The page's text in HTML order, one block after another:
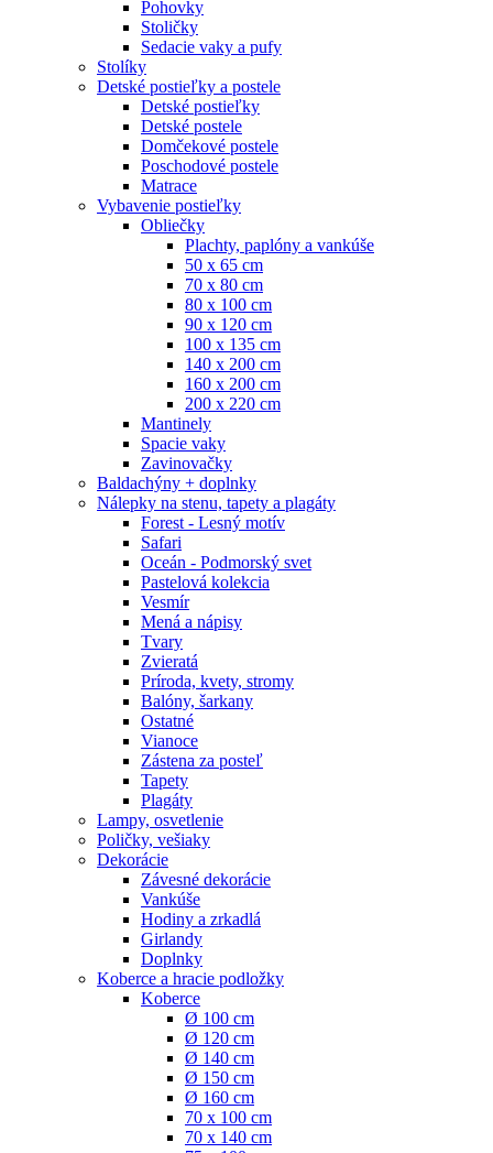
Pohovky
Stoličky
Sedacie vaky a pufy
Stolíky
Detské postieľky a postele
Detské postieľky
Detské postele
Domčekové postele
Poschodové postele
Matrace
Vybavenie postieľky
Obliečky
Plachty, paplóny a vankúše
50 x 65 cm
70 x 80 cm
80 x 100 cm
90 x 120 cm
100 x 135 cm
140 x 200 cm
160 x 200 cm
200 x 220 cm
Mantinely
Spacie vaky
Zavinovačky
Baldachýny + doplnky
Nálepky na stenu, tapety a plagáty
Forest - Lesný motív
Safari
Oceán - Podmorský svet
Pastelová kolekcia
Vesmír
Mená a nápisy
Tvary
Zvieratá
Príroda, kvety, stromy
Balóny, šarkany
Ostatné
Vianoce
Zástena za posteľ
Tapety
Plagáty
Lampy, osvetlenie
Poličky, vešiaky
Dekorácie
Závesné dekorácie
Vankúše
Hodiny a zrkadlá
Girlandy
Doplnky
Koberce a hracie podložky
Koberce
Ø 100 cm
Ø 120 cm
Ø 140 cm
Ø 150 cm
Ø 160 cm
70 x 100 cm
70 x 140 cm